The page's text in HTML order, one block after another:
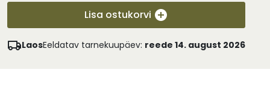
Lisa ostukorvi
LaosEeldatav tarnekuupäev: reede 14. august 2026